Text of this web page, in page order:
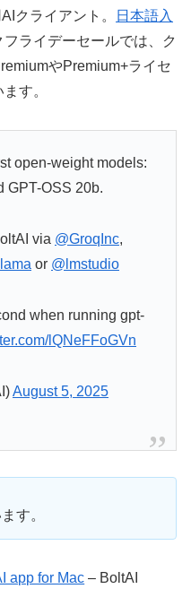
クライアント。
日本語入
ライデーセールでは、ク
やPremium+ライセ
す。
open-weight models:
GPT-OSS 20b.
via @GroqInc,
or @lmstudio
when running gpt-
lQNeFFoGVn
August 5, 2025
す。
app for Mac – BoltAI